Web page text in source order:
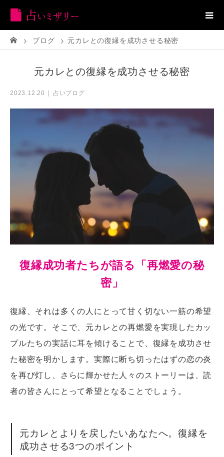
ブログ 元カレとの復縁を成功させる秘密
元カレとの復縁を成功させる秘密
2023.12.20 占いブログ
復縁成功者たちが語る「再燃愛の秘
密」
復縁、それは多くの人にとって甘く切ない一筋の希望
の光です。そこで、元カレとの再燃愛を実現したカッ
プルたちの実話に耳を傾けることで、復縁を成功させ
た秘密を明かします。実際に断ち切ったはずの恋の炎
を再び灯し、さらに輝かせた人々のストーリーは、読
者の皆さんにとって希望となることでしょう。
元カレとよりを戻したいあなたへ。復縁を
成功させる3つのポイント